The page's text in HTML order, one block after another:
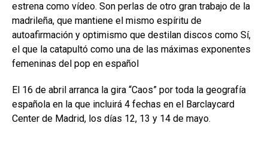
estrena como vídeo. Son perlas de otro gran trabajo de la
madrileña, que mantiene el mismo espíritu de
autoafirmación y optimismo que destilan discos como Sí,
el que la catapultó como una de las máximas exponentes
femeninas del pop en español
El 16 de abril arranca la gira “Caos” por toda la geografía
española en la que incluirá 4 fechas en el Barclaycard
Center de Madrid, los días 12, 13 y 14 de mayo.